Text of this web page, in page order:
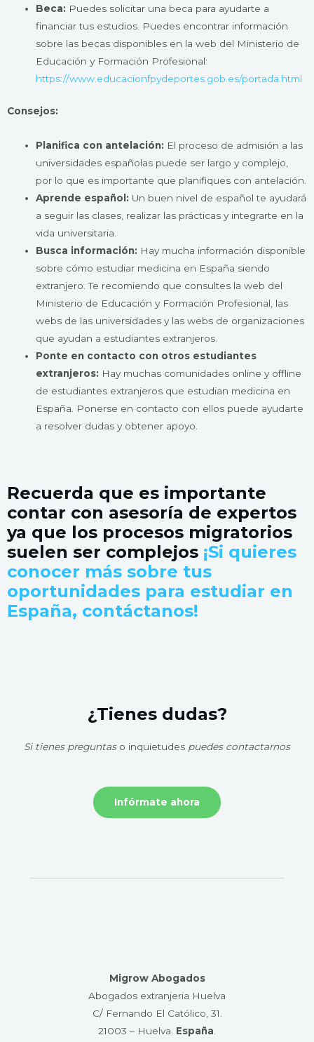
Beca: Puedes solicitar una beca para ayudarte a
financiar tus estudios. Puedes encontrar información
sobre las becas disponibles en la web del Ministerio de
Educación y Formación Profesional:
https://www.educacionfpydeportes.gob.es/portada.html
Consejos:
Planifica con antelación: El proceso de admisión a las
universidades españolas puede ser largo y complejo,
por lo que es importante que planifiques con antelación.
Aprende español: Un buen nivel de español te ayudará
a seguir las clases, realizar las prácticas y integrarte en la
vida universitaria.
Busca información: Hay mucha información disponible
sobre cómo estudiar medicina en España siendo
extranjero. Te recomiendo que consultes la web del
Ministerio de Educación y Formación Profesional, las
webs de las universidades y las webs de organizaciones
que ayudan a estudiantes extranjeros.
Ponte en contacto con otros estudiantes
extranjeros: Hay muchas comunidades online y offline
de estudiantes extranjeros que estudian medicina en
España. Ponerse en contacto con ellos puede ayudarte
a resolver dudas y obtener apoyo.
Recuerda que es importante
contar con asesoría de expertos
ya que los procesos migratorios
suelen ser complejos ¡Si quieres
conocer más sobre tus
oportunidades para estudiar en
España, contáctanos!
¿Tienes dudas?
Si tienes preguntaso inquietudes puedes contactarnos
Infórmate ahora
Migrow Abogados
Abogados extranjeria Huelva
C/ Fernando El Católico, 31.
21003 – Huelva​. España